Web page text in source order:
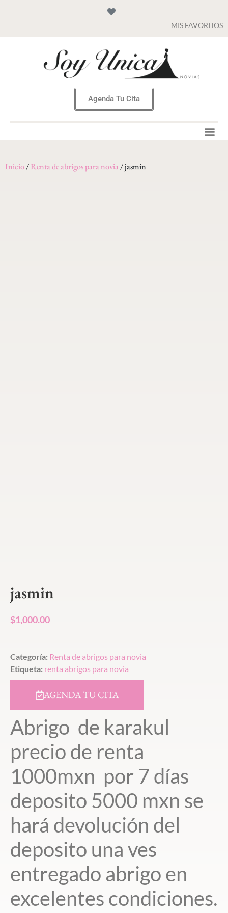
MIS FAVORITOS
Agenda Tu Cita
Inicio/Renta de abrigos para novia/ jasmin
jasmin
$1,000.00
Categoría: Renta de abrigos para novia
Etiqueta: renta abrigos para novia
AGENDA TU CITA
Abrigo de karakul
precio de renta
1000mxn por 7 días
deposito 5000 mxn se
hará devolución del
deposito una ves
entregado abrigo en
excelentes condiciones.